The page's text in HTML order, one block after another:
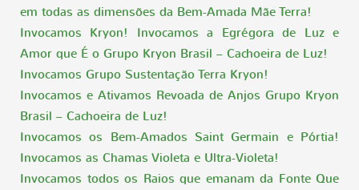
em todas as dimensões da Bem-Amada Mãe Terra!
Invocamos Kryon! Invocamos a Egrégora de Luz e
Amor que É o Grupo Kryon Brasil – Cachoeira de Luz!
Invocamos Grupo Sustentação Terra Kryon!
Invocamos e Ativamos Revoada de Anjos Grupo Kryon
Brasil – Cachoeira de Luz!
Invocamos os Bem-Amados Saint Germain e Pórtia!
Invocamos as Chamas Violeta e Ultra-Violeta!
Invocamos todos os Raios que emanam da Fonte Que